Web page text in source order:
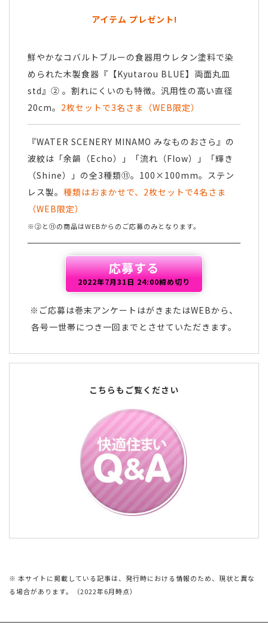
アイテム プレゼント!
鮮やかなコバルトブルーの食器用ウレタン塗料で染
められた木製食器『【Kyutarou BLUE】両面丸皿
std』② 。割れにくいのも特徴。汎用性の高い直径
20cm。 2枚セットで3名さま（WEB限定）
『WATER SCENERY MINAMO みなものおさら』の
波紋は「余韻（Echo）」「流れ（Flow）」「輝き
（Shine）」の全3種類⑪。100×100mm。ステン
レス製。 種類はおまかせで、2枚セットで4名さま
（WEB限定）
※②と⑪の商品はWEBからのご応募のみとなります。
応募する
2022年7月31日 24:00締め切り
※ご応募は巻末アンケートはがきまたはWEBから、
各号一世帯につき一回までとさせていただきます。
こちらもご覧ください
※ 本サイトに掲載している記事は、発行時における情報のため、現状と異な
る場合があります。（2022年6月時点）